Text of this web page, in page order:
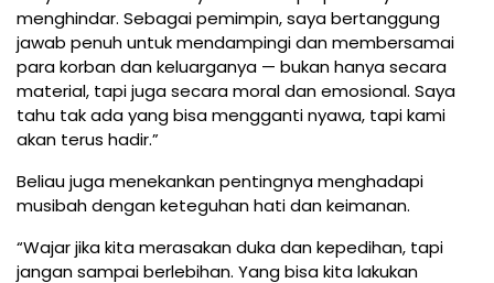
menghindar. Sebagai pemimpin, saya bertanggung
jawab penuh untuk mendampingi dan membersamai
para korban dan keluarganya — bukan hanya secara
material, tapi juga secara moral dan emosional. Saya
tahu tak ada yang bisa mengganti nyawa, tapi kami
akan terus hadir.”
Beliau juga menekankan pentingnya menghadapi
musibah dengan keteguhan hati dan keimanan.
“Wajar jika kita merasakan duka dan kepedihan, tapi
jangan sampai berlebihan. Yang bisa kita lakukan